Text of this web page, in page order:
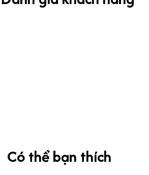
Có thể bạn thích